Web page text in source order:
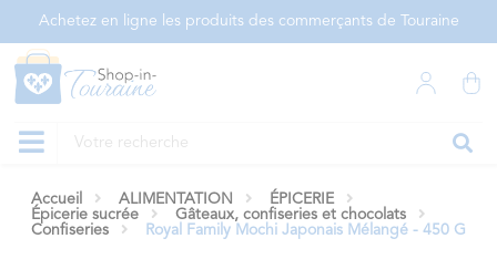
Achetez en ligne les produits des commerçants de Touraine
Accueil ALIMENTATION
ÉPICERIE
Épicerie sucrée
Gâteaux, confiseries et chocolats
Confiseries
Royal Family Mochi Japonais Mélangé - 450 G
Panneau de gestion des cookies